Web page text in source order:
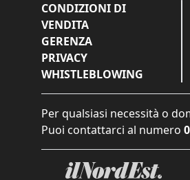
CONDIZIONI DI
VENDITA
GERENZA
PRIVACY
WHISTLEBLOWING
Per qualsiasi necessità o
Puoi contattarci al numero